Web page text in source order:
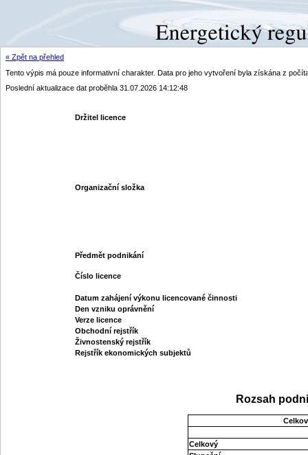
« Zpět na přehled
Tento výpis má pouze informativní charakter. Data pro jeho vytvoření byla získána z
Poslední aktualizace dat proběhla 31.07.2026 14:12:48
Držitel licence
Organizační složka
Předmět podnikání
Číslo licence
Datum zahájení výkonu licencované činnosti
Den vzniku oprávnění
Verze licence
Obchodní rejstřík
Živnostenský rejstřík
Rejstřík ekonomických subjektů
Rozsah
Celkový